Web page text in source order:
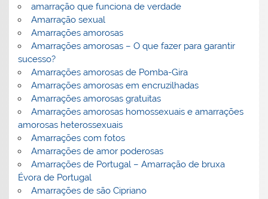
amarração que funciona de verdade
Amarração sexual
Amarrações amorosas
Amarrações amorosas – O que fazer para garantir
sucesso?
Amarrações amorosas de Pomba-Gira
Amarrações amorosas em encruzilhadas
Amarrações amorosas gratuitas
Amarrações amorosas homossexuais e amarrações
amorosas heterossexuais
Amarrações com fotos
Amarrações de amor poderosas
Amarrações de Portugal – Amarração de bruxa
Évora de Portugal
Amarrações de são Cipriano